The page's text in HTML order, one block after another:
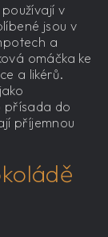
používají v
jsou v
a
omáčka ke
a likérů.
přísada do
příjemnou